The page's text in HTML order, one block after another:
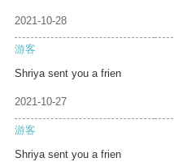
2021-10-28
游客
Shriya sent you a frien
2021-10-27
游客
Shriya sent you a frien